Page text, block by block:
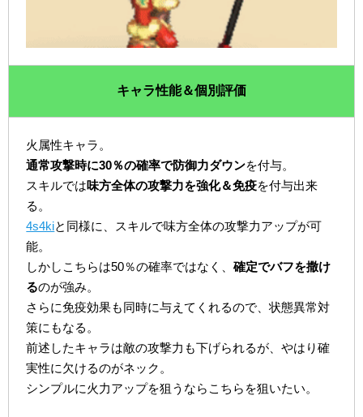
キャラ性能＆個別評価
火属性キャラ。
通常攻撃時に30％の確率で防御力ダウンを付与。
スキルでは味方全体の攻撃力を強化＆免疫を付与出来
る。
4s4kiと同様に、スキルで味方全体の攻撃力アップが可
能。
しかしこちらは50％の確率ではなく、確定でバフを撒け
るのが強み。
さらに免疫効果も同時に与えてくれるので、状態異常対
策にもなる。
前述したキャラは敵の攻撃力も下げられるが、やはり確
実性に欠けるのがネック。
シンプルに火力アップを狙うならこちらを狙いたい。